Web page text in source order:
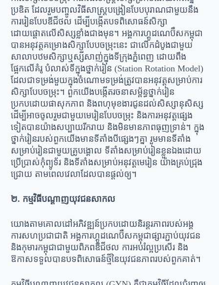
ប្រឌិត ដែលរួមបញ្ចូលវិធីសាស្រ្តបង្រៀនបែបបុរាណជាមួយនឹង
ការរៀនបែបឌីជីថល ដើម្បីបង្កើតបទពិសោធន៍សិក្សា
ដោយផ្តោតលើសិស្សខ្លាំងជាងមុន។ អង្គការហ្គូដណេប៊ឺសកម្ពុជា
បានអនុវត្តគម្រោងសិក្សាបែបចម្រុះនេះ ជាលើកដំបូងជាមួយ
សាលាបឋមសិក្សាឬស្សីសាញ់ក្នុងទីក្រុងភ្នំពេញ ដោយពឹង
ផ្អែកលើគំរូ បំលាស់ទីក្នុងថ្នាក់រៀន (Station Rotation Model)
ដែលជាទម្រង់មួយក្នុងចំណោមទម្រង់ត្រូវបានអនុវត្តសម្រាប់ការ
សិក្សាបែបចម្រុះ។ ពួកយើងបង្កើតរចនាសម្ព័ន្ធថ្នាក់រៀន
ប្រកបដោយផាសុកភាព និងពហុមុខងារជូនដល់សិស្សានុសិស្ស
ដើម្បីអាចចូលរួមជាមួយមេរៀនបែបចម្រុះ និងការអនុវត្តផ្សេង
ទៀតបានយ៉ាងសប្បាយរីករាយ និងមិនមានភាពធុញទ្រាន់។ ក្នុង
ថ្នាក់រៀនរបស់ពួកយើងមានទីតាំងបីផ្សេងៗគ្នា រួមមានទីតាំង
សម្រាប់រៀនជាមួយគ្រូបង្គោល ទីតាំងសម្រាប់រៀនខ្លួនឯងដោយ
ប្រើប្រាស់កុំព្យូទ័រ និងទីតាំងសម្រាប់អនុវត្តមេរៀន យ៉ាងគ្រប់ជ្រុង
ជ្រោយ តាមពេលវេលាដែលបានផ្តល់ឲ្យ។
២. កម្មវិធីបណ្តាញយុវជនសាកល
យោងតាមគោលដៅអភិវឌ្ឍន៍ប្រកបដោយនិរន្តរភាពរបស់អង្គ
ការសហប្រជាជាតិ អង្គការហ្គូដណេប៊ឺសកម្ពុជាផ្សារភ្ជាប់យុវជន
និងកុមារកម្ពុជាជាមួយពិភពឌីជីថល ការអប់រំល្អប្រសើរ និង
ឱកាសទទួលបានបទពិសោធន៍ថ្មីនៃយុវជនភាពរបស់ពួកគាត់។